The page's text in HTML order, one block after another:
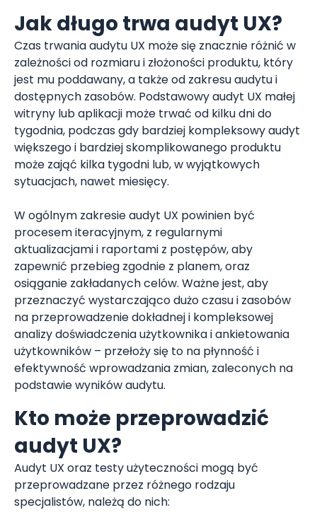
Jak długo trwa audyt UX?
Czas trwania audytu UX może się znacznie różnić w
zależności od rozmiaru i złożoności produktu, który
jest mu poddawany, a także od zakresu audytu i
dostępnych zasobów. Podstawowy audyt UX małej
witryny lub aplikacji może trwać od kilku dni do
tygodnia, podczas gdy bardziej kompleksowy audyt
większego i bardziej skomplikowanego produktu
może zająć kilka tygodni lub, w wyjątkowych
sytuacjach, nawet miesięcy.
W ogólnym zakresie audyt UX powinien być
procesem iteracyjnym, z regularnymi
aktualizacjami i raportami z postępów, aby
zapewnić przebieg zgodnie z planem, oraz
osiąganie zakładanych celów. Ważne jest, aby
przeznaczyć wystarczająco dużo czasu i zasobów
na przeprowadzenie dokładnej i kompleksowej
analizy doświadczenia użytkownika i ankietowania
użytkowników – przełoży się to na płynność i
efektywność wprowadzania zmian, zaleconych na
podstawie wyników audytu.
Kto może przeprowadzić
audyt UX?
Audyt UX oraz testy użyteczności mogą być
przeprowadzane przez różnego rodzaju
specjalistów, należą do nich: